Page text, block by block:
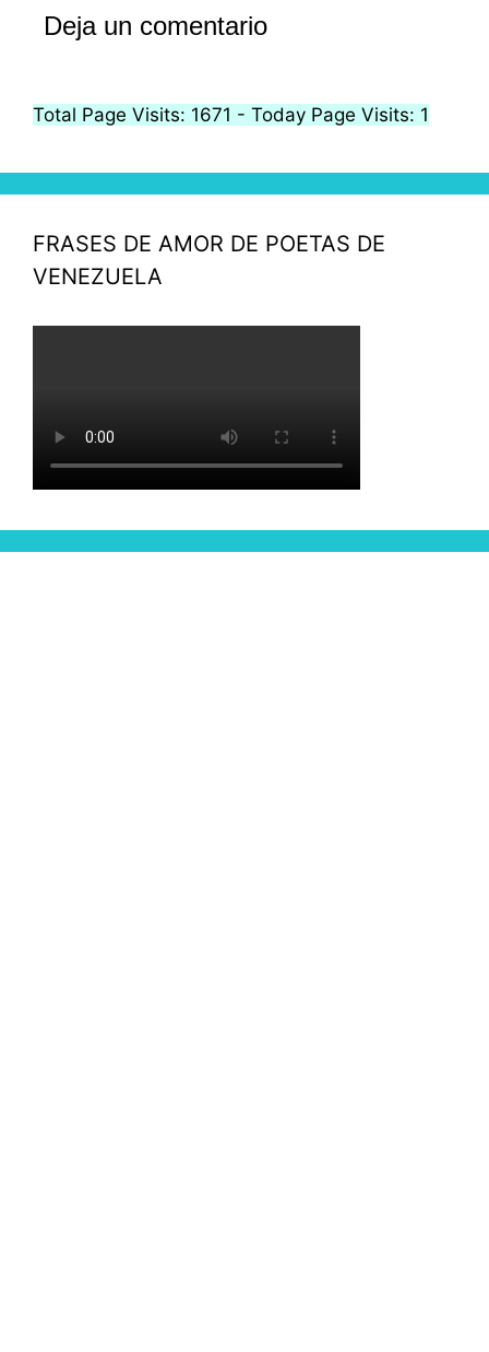
Deja un comentario
Total Page Visits: 1671 - Today Page Visits: 1
FRASES DE AMOR DE POETAS DE
VENEZUELA